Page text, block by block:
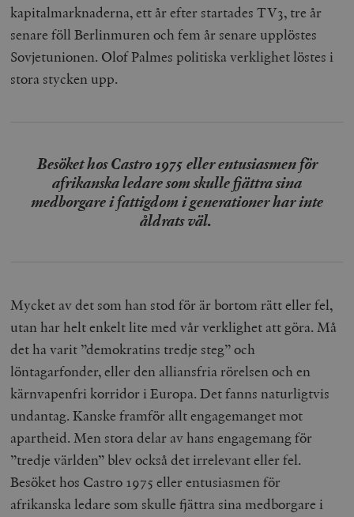
kapitalmarknaderna, ett år efter startades TV3, tre år
senare föll Berlinmuren och fem år senare upplöstes
Sovjetunionen. Olof Palmes politiska verklighet löstes i
stora stycken upp.
Besöket hos Castro 1975 eller entusiasmen för
afrikanska ledare som skulle fjättra sina
medborgare i fattigdom i generationer har inte
åldrats väl.
Mycket av det som han stod för är bortom rätt eller fel,
utan har helt enkelt lite med vår verklighet att göra. Må
det ha varit ”demokratins tredje steg” och
löntagarfonder, eller den alliansfria rörelsen och en
kärnvapenfri korridor i Europa. Det fanns naturligtvis
undantag. Kanske framför allt engagemanget mot
apartheid. Men stora delar av hans engagemang för
”tredje världen” blev också det irrelevant eller fel.
Besöket hos Castro 1975 eller entusiasmen för
afrikanska ledare som skulle fjättra sina medborgare i